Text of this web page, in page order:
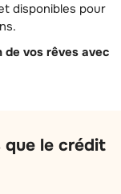
disponibles pour
vos rêves avec
que le crédit